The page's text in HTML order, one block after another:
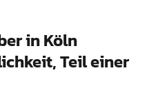
in Köln
Teil einer